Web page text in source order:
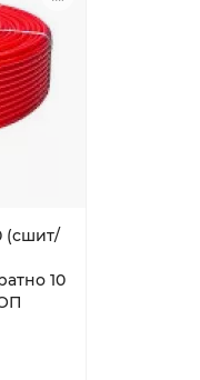
(сшит/
10